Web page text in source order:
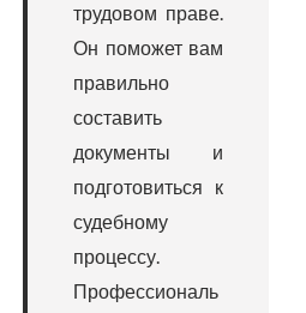
трудовом праве.
Он поможет вам
правильно
составить
документы и
подготовиться к
судебному
процессу.
Профессиональ